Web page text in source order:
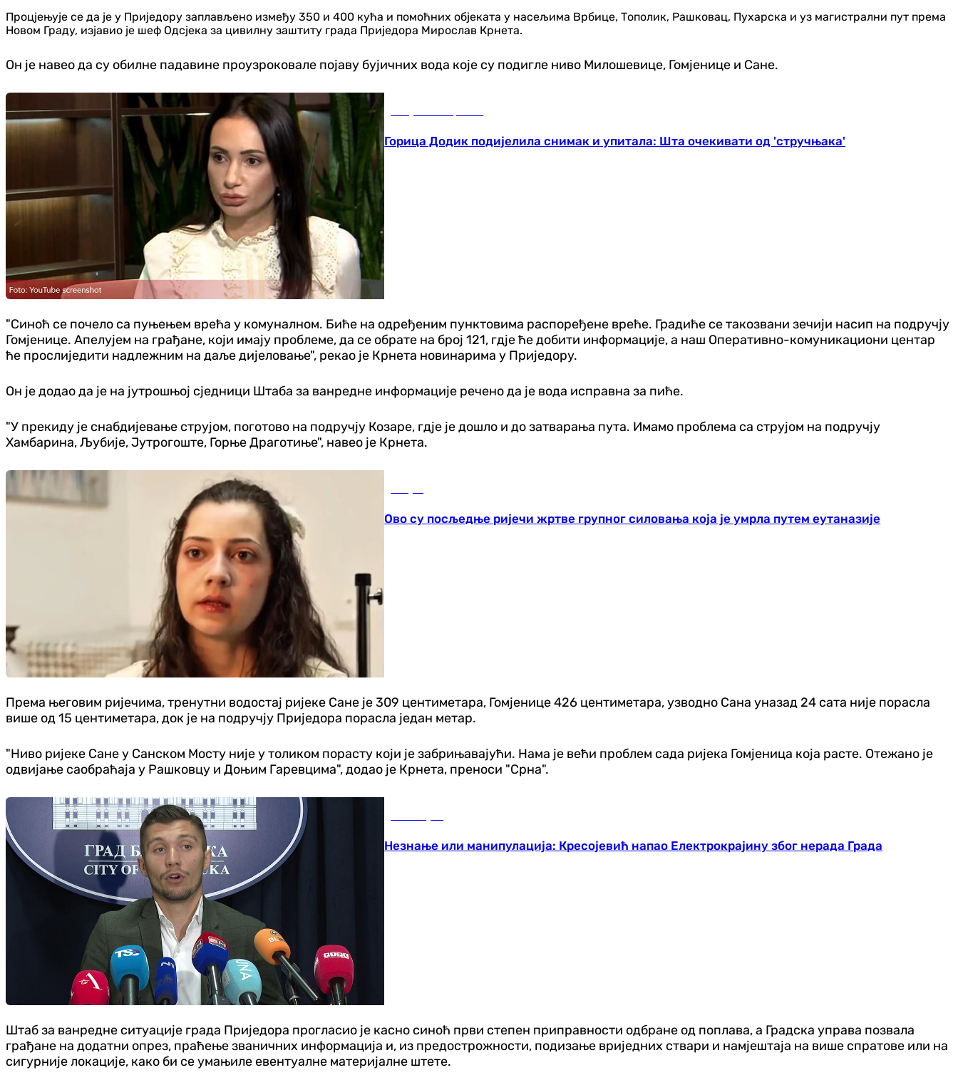
Процјењује се да је у Приједору заплављено између 350 и 400 кућа и помоћних објеката у насељима Врбице, Тополик, Рашковац, Пухарска и уз магистрални пут према
Новом Граду, изјавио је шеф Одсјека за цивилну заштиту града Приједора Мирослав Крнета.
Он је навео да су обилне падавине проузроковале појаву бујичних вода које су подигле ниво Милошевице, Гомјенице и Сане.
Горица Додик подијелила снимак и упитала: Шта очекивати од 'стручњака'
"Синоћ се почело са пуњењем врећа у комуналном. Биће на одређеним пунктовима распоређене вреће. Градиће се такозвани зечији насип на подручју
Гомјенице. Апелујем на грађане, који имају проблеме, да се обрате на број 121, гдје ће добити информације, а наш Оперативно-комуникациони центар
ће прослиједити надлежним на даље дијеловање", рекао је Крнета новинарима у Приједору.
Он је додао да је на јутрошњој сједници Штаба за ванредне информације речено да је вода исправна за пиће.
"У прекиду је снабдијевање струјом, поготово на подручју Козаре, гдје је дошло и до затварања пута. Имамо проблема са струјом на подручју
Хамбарина, Љубије, Јутрогоште, Горње Драготиње", навео је Крнета.
Ово су посљедње ријечи жртве групног силовања која је умрла путем еутаназије
Према његовим ријечима, тренутни водостај ријеке Сане је 309 центиметара, Гомјенице 426 центиметара, узводно Сана уназад 24 сата није порасла
више од 15 центиметара, док је на подручју Приједора порасла један метар.
"Ниво ријеке Сане у Санском Мосту није у толиком порасту који је забрињавајући. Нама је већи проблем сада ријека Гомјеница која расте. Отежано је
одвијање саобраћаја у Рашковцу и Доњим Гаревцима", додао је Крнета, преноси "Срна".
Незнање или манипулација: Кресојевић напао Електрокрајину због нерада Града
Штаб за ванредне ситуације града Приједора прогласио је касно синоћ први степен приправности одбране од поплава, а Градска управа позвала
грађане на додатни опрез, праћење званичних информација и, из предострожности, подизање вриједних ствари и намјештаја на више спратове или на
сигурније локације, како би се умањиле евентуалне материјалне штете.